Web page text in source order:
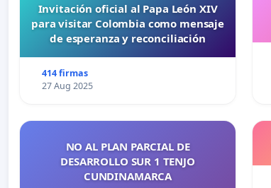
Invitación oficial al Papa León XIV
para visitar Colombia como mensaje
de esperanza y reconciliación
414 firmas
27 Aug 2025
NO AL PLAN PARCIAL DE
DESARROLLO SUR 1 TENJO
CUNDINAMARCA